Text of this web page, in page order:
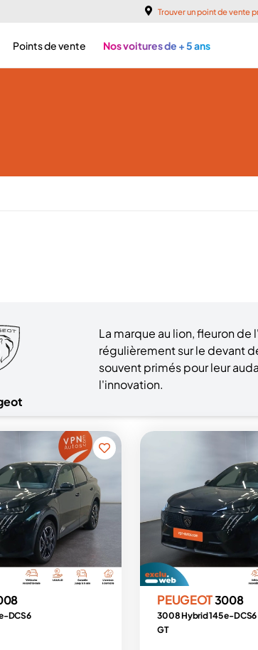
Trouver un point de vente
Points de vente Nos voitures de + 5 ans
La marque au lion, fleuron
régulièrement sur le devant
souvent primés pour leur
l'innovation.
DCS6
PEUGEOT3008
3008 Hybrid 145 e-DCS6
GT